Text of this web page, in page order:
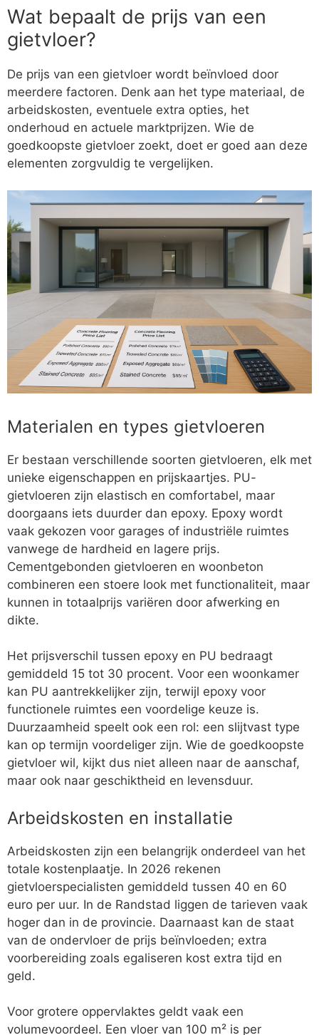
Wat bepaalt de prijs van een
gietvloer?
De prijs van een gietvloer wordt beïnvloed door
meerdere factoren. Denk aan het type materiaal, de
arbeidskosten, eventuele extra opties, het
onderhoud en actuele marktprijzen. Wie de
goedkoopste gietvloer zoekt, doet er goed aan deze
elementen zorgvuldig te vergelijken.
Materialen en types gietvloeren
Er bestaan verschillende soorten gietvloeren, elk met
unieke eigenschappen en prijskaartjes. PU-
gietvloeren zijn elastisch en comfortabel, maar
doorgaans iets duurder dan epoxy. Epoxy wordt
vaak gekozen voor garages of industriële ruimtes
vanwege de hardheid en lagere prijs.
Cementgebonden gietvloeren en woonbeton
combineren een stoere look met functionaliteit, maar
kunnen in totaalprijs variëren door afwerking en
dikte.
Het prijsverschil tussen epoxy en PU bedraagt
gemiddeld 15 tot 30 procent. Voor een woonkamer
kan PU aantrekkelijker zijn, terwijl epoxy voor
functionele ruimtes een voordelige keuze is.
Duurzaamheid speelt ook een rol: een slijtvast type
kan op termijn voordeliger zijn. Wie de goedkoopste
gietvloer wil, kijkt dus niet alleen naar de aanschaf,
maar ook naar geschiktheid en levensduur.
Arbeidskosten en installatie
Arbeidskosten zijn een belangrijk onderdeel van het
totale kostenplaatje. In 2026 rekenen
gietvloerspecialisten gemiddeld tussen 40 en 60
euro per uur. In de Randstad liggen de tarieven vaak
hoger dan in de provincie. Daarnaast kan de staat
van de ondervloer de prijs beïnvloeden; extra
voorbereiding zoals egaliseren kost extra tijd en
geld.
Voor grotere oppervlaktes geldt vaak een
volumevoordeel. Een vloer van 100 m² is per